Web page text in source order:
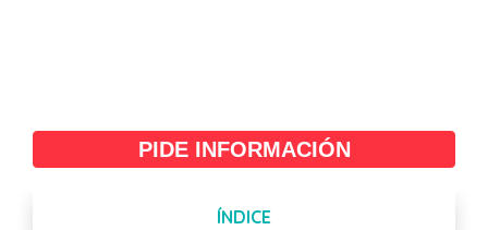
PIDE INFORMACIÓN
ÍNDICE